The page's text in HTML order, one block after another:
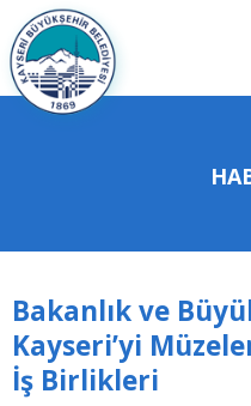
Bakanlık ve
Kayseri’yi
İş Birlikleri